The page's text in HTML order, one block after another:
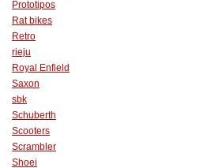
Prototipos
Rat bikes
Retro
rieju
Royal Enfield
Saxon
sbk
Schuberth
Scooters
Scrambler
Shoei